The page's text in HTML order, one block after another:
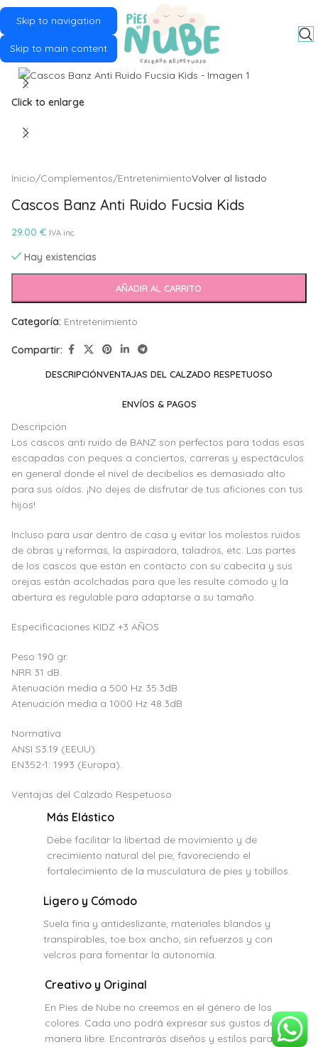
Skip to navigation
Skip to main content
Click to enlarge
Inicio/Complementos/EntretenimientoVolver al listado
Cascos Banz Anti Ruido Fucsia Kids
29.00 € IVA inc.
Hay existencias
AÑADIR AL CARRITO
Categoría: Entretenimiento
Compartir:
DESCRIPCIÓNVENTAJAS DEL CALZADO RESPETUOSO
ENVÍOS & PAGOS
Descripción
Los cascos anti ruido de BANZ son perfectos para todas esas
escapadas con peques a conciertos, carreras y espectáculos
en general donde el nivel de decibelios es demasiado alto
para sus oídos. ¡No dejes de disfrutar de tus aficiones con tus
hijos!
Incluso para usar dentro de casa y evitar los molestos ruidos
de obras y reformas, la aspiradora, taladros, etc. Las partes
de los cascos que están en contacto con su cabecita y sus
orejas están acolchadas para que les resulte cómodo y la
abertura es regulable para adaptarse a su tamaño.
Especificaciones KIDZ +3 AÑOS
Peso 190 gr.
NRR 31 dB.
Atenuación media a 500 Hz 35.3dB
Atenuación media a 1000 Hz 48.3dB
Normativa
ANSI S3.19 (EEUU).
EN352-1: 1993 (Europa).
Ventajas del Calzado Respetuoso
Más Elástico
Debe facilitar la libertad de movimiento y de
crecimiento natural del pie, favoreciendo el
fortalecimiento de la musculatura de pies y tobillos.
Ligero y Cómodo
Suela fina y antideslizante, materiales blandos y
transpirables, toe box ancho, sin refuerzos y con
velcros para fomentar la autonomía.
Creativo y Original
En Pies de Nube no creemos en el género de los
colores. Cada uno podrá expresar sus gustos de
manera libre. Encontrarás diseños y estilos para todos.